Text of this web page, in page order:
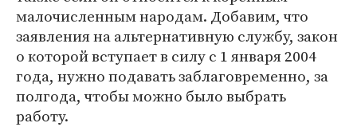
малочисленным народам. Добавим, что
заявления на альтернативную службу, закон
о которой вступает в силу с 1 января 2004
года, нужно подавать заблаговременно, за
полгода, чтобы можно было выбрать
работу.